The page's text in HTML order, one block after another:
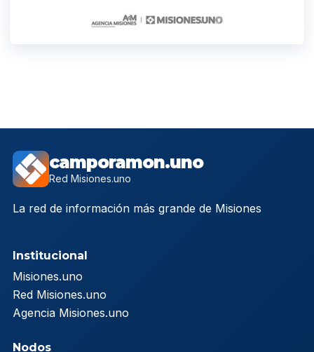
camporamon.uno
Red Misiones.uno
La red de información más grande de Misiones
Institucional
Misiones.uno
Red Misiones.uno
Agencia Misiones.uno
Nodos